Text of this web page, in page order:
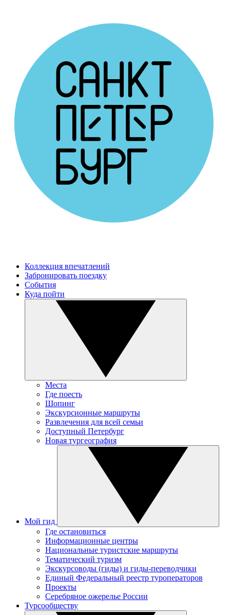
Коллекция впечатлений
Забронировать поездку
События
Куда пойти
Места
Где поесть
Шопинг
Экскурсионные маршруты
Развлечения для всей семьи
Доступный Петербург
Новая тургеография
Мой гид
Где остановиться
Информационные центры
Национальные туристские маршруты
Тематический туризм
Экскурсоводы (гиды) и гиды-переводчики
Единый Федеральный реестр туроператоров
Проекты
Серебряное ожерелье России
Турсообществу